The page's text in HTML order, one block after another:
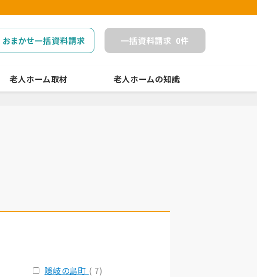
おまかせ一括資料請求 一括資料請求 0件
老人ホーム取材 老人ホームの知識
隠岐の島町 ( 7)